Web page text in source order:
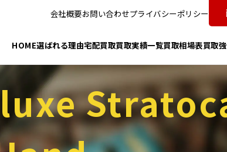
会社概要お問い合わせプライバシーポリシー
HOME選ばれる理由宅配買取買取実績一覧買取相場表買取